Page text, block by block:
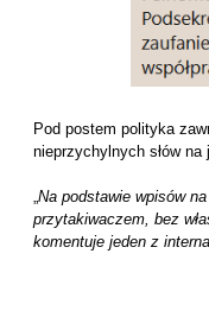
Pod postem polityka
nieprzychylnych słów na
„Na podstawie wpisów
przytakiwaczem, bez
komentuje jeden z